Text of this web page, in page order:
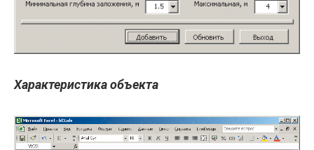
Характеристика объекта